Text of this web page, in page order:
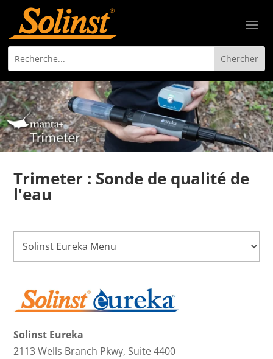
Trimeter : Sonde de qualité de
l'eau
Solinst Eureka
2113 Wells Branch Pkwy, Suite 4400